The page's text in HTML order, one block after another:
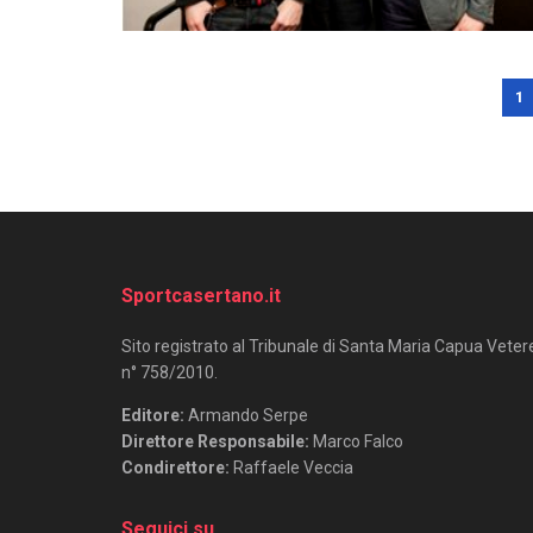
1
Sportcasertano.it
Sito registrato al Tribunale di Santa Maria Capua
n° 758/2010.
Editore: Armando Serpe
Direttore Responsabile: Marco Falco
Condirettore: Raffaele Veccia